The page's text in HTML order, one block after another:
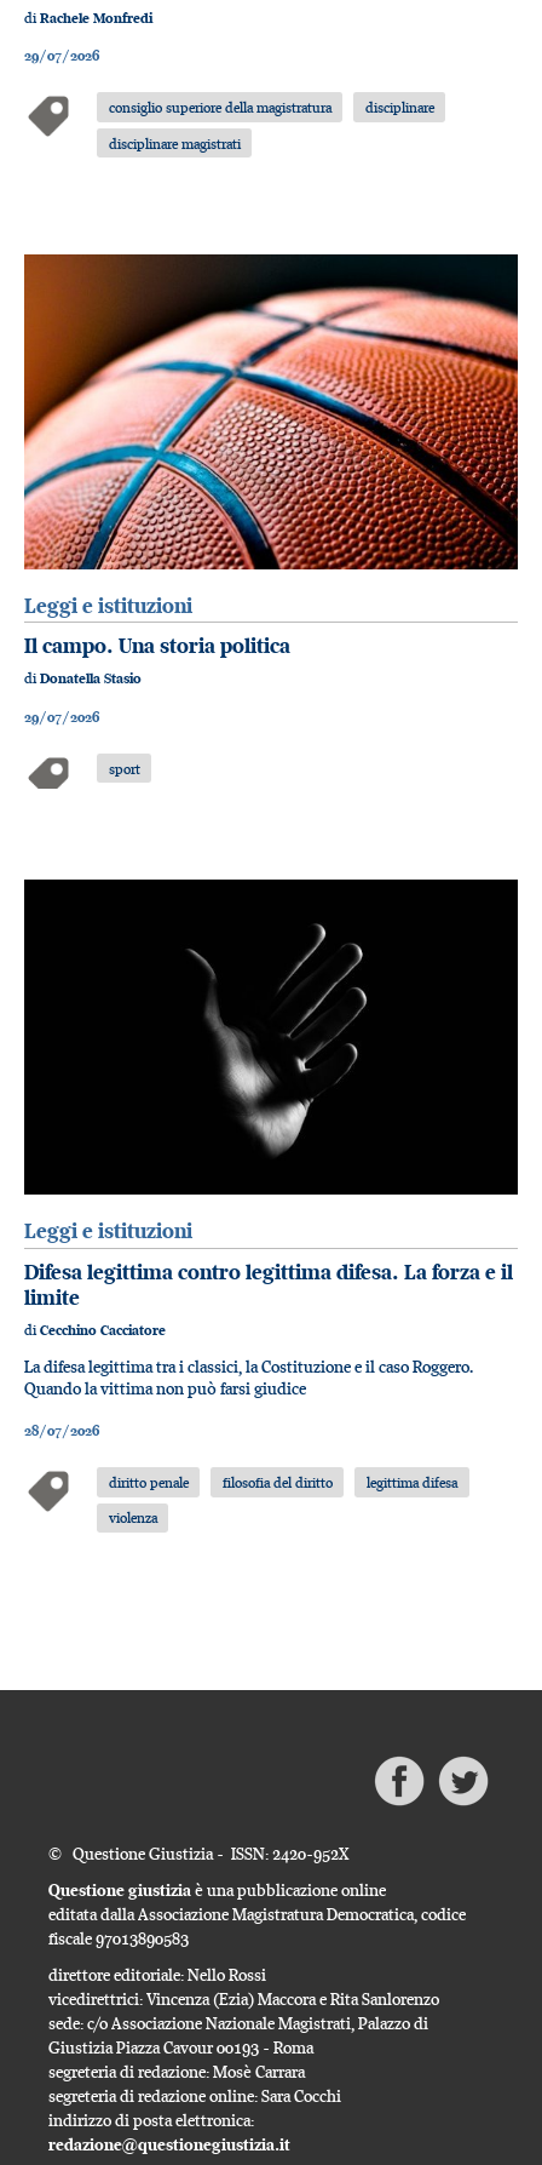
di Rachele Monfredi
29/07/2026
consiglio superiore della magistratura
disciplinare
disciplinare magistrati
Leggi e istituzioni
Il campo. Una storia politica
diDonatella Stasio
29/07/2026
sport
Leggi e istituzioni
Difesa legittima contro legittima difesa. La forza e il
limite
di Cecchino Cacciatore
La difesa legittima tra i classici, la Costituzione e il caso Roggero.
Quando la vittima non può farsi giudice
28/07/2026
diritto penale filosofia del diritto
legittima difesa
violenza
© Questione Giustizia - ISSN: 2420-952X
Questione giustiziaè una pubblicazione online
editata dalla Associazione Magistratura Democratica, codice
fiscale 97013890583
direttore editoriale: Nello Rossi
vicedirettrici: Vincenza (Ezia) Maccora e Rita Sanlorenzo
sede: c/o Associazione Nazionale Magistrati, Palazzo di
Giustizia Piazza Cavour 00193 - Roma
segreteria di redazione: Mosè Carrara
segreteria di redazione online: Sara Cocchi
indirizzo di posta elettronica:
redazione@questionegiustizia.it